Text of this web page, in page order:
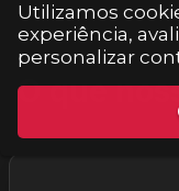
O que
Utilizamos
experiência,
personalizar